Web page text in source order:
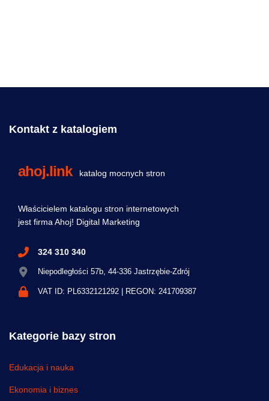
Kontakt z katalogiem
ahoj.link katalog mocnych stron
Właścicielem katalogu stron internetowych
jest firma Ahoj! Digital Marketing
324 310 340
Niepodległości 57b, 44-336 Jastrzębie-Zdrój
VAT ID: PL6332121292 | REGON: 241709387
Kategorie bazy stron
Edukacja i nauka
Ekonomia i biznes